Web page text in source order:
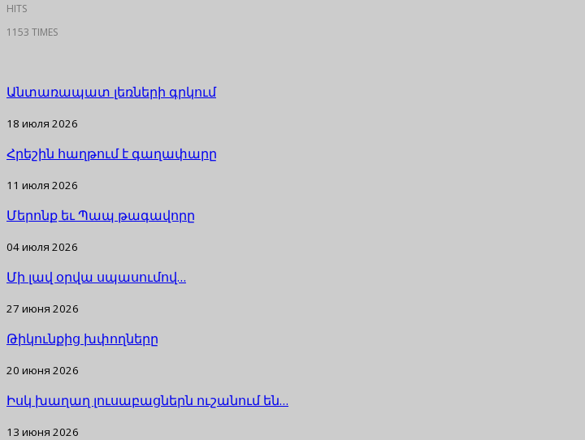
HITS
1153 TIMES
Անտառապատ լեռների գրկում
18 июля 2026
Հրեշին հաղթում է գաղափարը
11 июля 2026
Մերոնք եւ Պապ թագավորը
04 июля 2026
Մի լավ օրվա սպասումով…
27 июня 2026
Թիկունքից խփողները
20 июня 2026
Իսկ խաղաղ լուսաբացներն ուշանում են…
13 июня 2026